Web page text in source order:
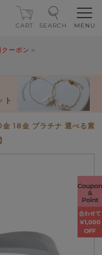
ーポン ＞
CART SEARCH
18金 プラチナ 選べる素